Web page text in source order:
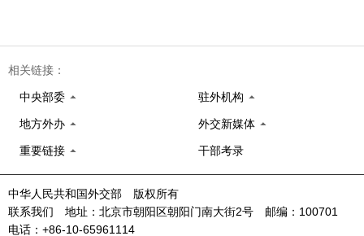
相关链接：
中央部委 驻外机构
地方外办 外交新媒体
重要链接 干部考录
中华人民共和国外交部 版权所有
联系我们 地址：北京市朝阳区朝阳门南大街2号 邮编：100701
电话：+86-10-65961114